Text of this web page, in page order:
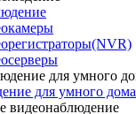
для умного дома